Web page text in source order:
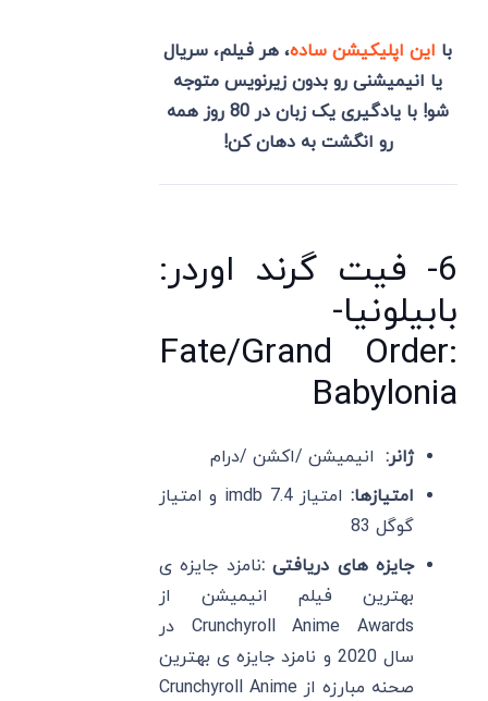
با این اپلیکیشن ساده، هر فیلم، سریال
یا انیمیشنی رو بدون زیرنویس متوجه
شو! با یادگیری یک زبان در 80 روز همه
رو انگشت به دهان کن!
6- فیت گرند اوردر:
بابیلونیا-
Fate/Grand Order:
Babylonia
ژانر: انیمیشن /اکشن /درام
امتیازها:
امتیاز imdb 7.4 و امتیاز
گوگل 83
جایزه های دریافتی :نامزد جایزه ی
بهترین فیلم انیمیشن از
Crunchyroll Anime Awards در
سال 2020 و نامزد جایزه ی بهترین
صحنه مبارزه از Crunchyroll Anime